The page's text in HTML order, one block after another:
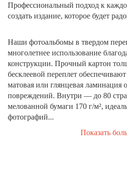
Профессиональный подход к
создать издание, которое будет
Наши фотоальбомы в твердом
многолетнее использование
конструкции. Прочный картон
бесклеевой переплет
матовая или глянцевая ламинация
повреждений. Внутри — до 80
мелованной бумаги 170 г/м²,
фотографий...
Показать